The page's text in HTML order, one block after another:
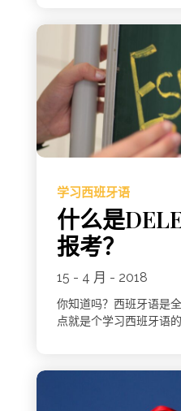
学习西班牙语
什么是
报考？
15 - 4 月 - 2018
你知道吗？西班牙语是
点就是个学习西班牙语的